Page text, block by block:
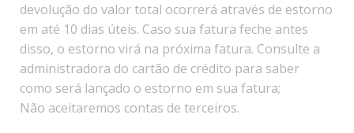
devolução do valor total ocorrerá através de estorno
em até 10 dias úteis. Caso sua fatura feche antes
disso, o estorno virá na próxima fatura. Consulte a
administradora do cartão de crédito para saber
como será lançado o estorno em sua fatura;
Não aceitaremos contas de terceiros.